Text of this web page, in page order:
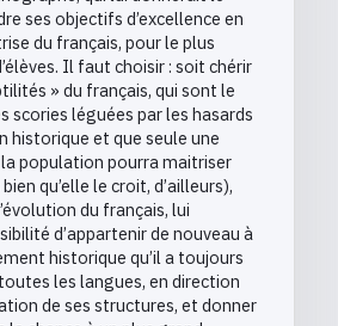
ses objectifs d’excellence en
du français, pour le plus
Il faut choisir : soit chérir
» du français, qui sont le
scories léguées par les hasards
historique et que seule une
population pourra maitriser
qu’elle le croit, d’ailleurs),
du français, lui
d’appartenir de nouveau à
historique qu’il a toujours
les langues, en direction
de ses structures, et donner